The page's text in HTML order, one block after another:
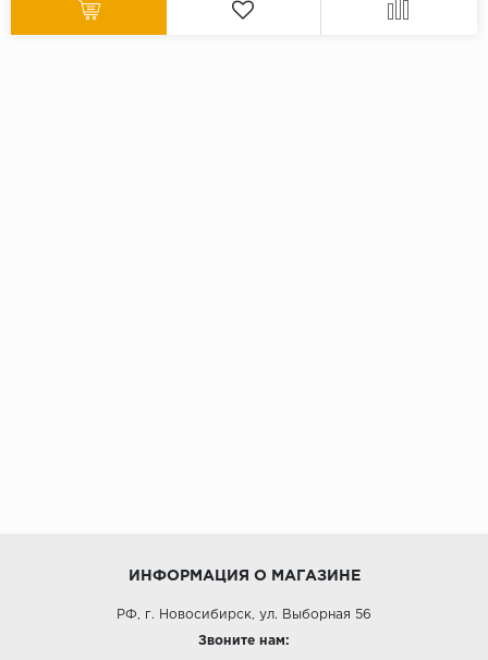
ИНФОРМАЦИЯ О МАГАЗИНЕ
РФ, г. Новосибирск, ул. Выборная 56
Звоните нам: